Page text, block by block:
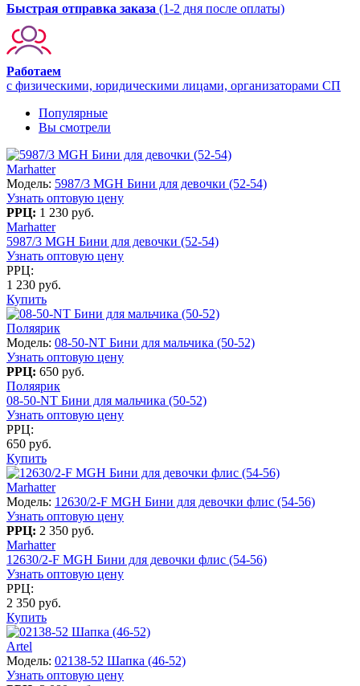
Быстрая отправка заказа (1-2 дня после оплаты)
Работаем
с физическими, юридическими лицами, организаторами СП
Популярные
Вы смотрели
Marhatter
Модель: 5987/3 MGH Бини для девочки (52-54)
Узнать оптовую цену
РРЦ: 1 230 руб.
Marhatter
5987/3 MGH Бини для девочки (52-54)
Узнать оптовую цену
РРЦ:
1 230 руб.
Купить
Поляярик
Модель: 08-50-NT Бини для мальчика (50-52)
Узнать оптовую цену
РРЦ: 650 руб.
Поляярик
08-50-NT Бини для мальчика (50-52)
Узнать оптовую цену
РРЦ:
650 руб.
Купить
Marhatter
Модель: 12630/2-F MGH Бини для девочки флис (54-56)
Узнать оптовую цену
РРЦ: 2 350 руб.
Marhatter
12630/2-F MGH Бини для девочки флис (54-56)
Узнать оптовую цену
РРЦ:
2 350 руб.
Купить
Artel
Модель: 02138-52 Шапка (46-52)
Узнать оптовую цену